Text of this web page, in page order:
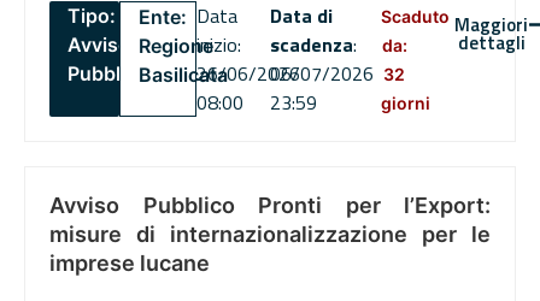
Tipo:
Avviso
Pubblico
Ente:
Regione
Basilicata
Data
inizio:
26/06/2026
08:00
Data di
scadenza:
06/07/2026
23:59
Scaduto
da:
32
giorni
Maggiori
dettagli
Avviso Pubblico Pronti per l’Export:
misure di internazionalizzazione per le
imprese lucane